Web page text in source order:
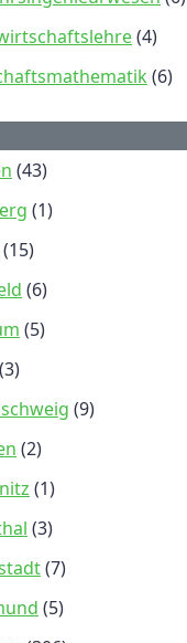
(4)
(6)
(43)
(1)
(15)
(6)
(5)
(3)
(9)
(2)
(1)
(3)
(7)
(5)